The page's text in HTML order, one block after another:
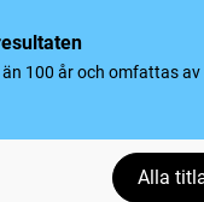
100 år och omfattas
Alla